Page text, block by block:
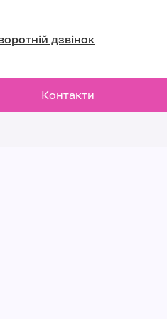
дзвінок
Контакти